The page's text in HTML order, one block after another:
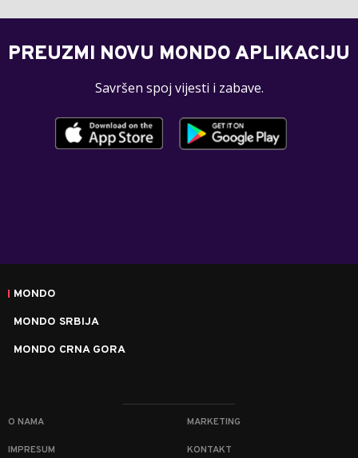
PREUZMI NOVU MONDO APLIKACIJU
Savršen spoj vijesti i zabave.
MONDO
MONDO SRBIJA
MONDO CRNA GORA
O NAMA MARKETING
IMPRESUM KONTAKT